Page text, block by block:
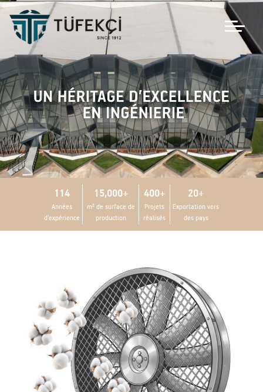
114
Années
d’expérience
15,000+
m² de surface de
production
400+
Projets
réalisés
20+
Exportation vers
des pays